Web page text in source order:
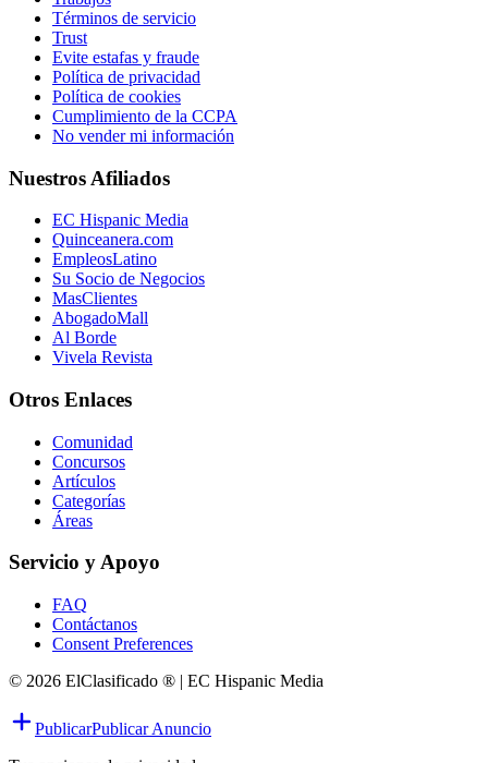
Términos de servicio
Trust
Evite estafas y fraude
Política de privacidad
Política de cookies
Cumplimiento de la CCPA
No vender mi información
Nuestros Afiliados
EC Hispanic Media
Quinceanera.com
EmpleosLatino
Su Socio de Negocios
MasClientes
AbogadoMall
Al Borde
Vivela Revista
Otros Enlaces
Comunidad
Concursos
Artículos
Categorías
Áreas
Servicio y Apoyo
FAQ
Contáctanos
Consent Preferences
© 2026 ElClasificado ® | EC Hispanic Media
PublicarPublicar Anuncio